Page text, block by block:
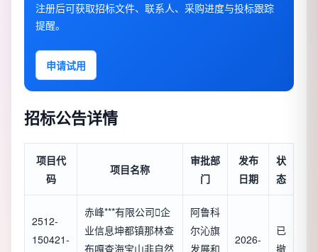
注册后可获取招标文件、联系人、采购进度与投标跟踪
提醒。
申请试用
招标公告详情
项目代
码
项目名称
审批部
门
发布
日期
状
态
2512-
150421-
赤峰***有限公司企
业信息坤都镇那林查
布嘎查海宝山非自然
阿鲁科
尔沁旗
发展和
2026-
已
撤